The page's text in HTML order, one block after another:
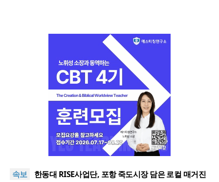
속보
느헤미야 연합기도회, ‘왕의 기도’로 나라·한국교회·다
여”
한동대 RISE사업단, 포항 죽도시장 담은 로컬 매거진